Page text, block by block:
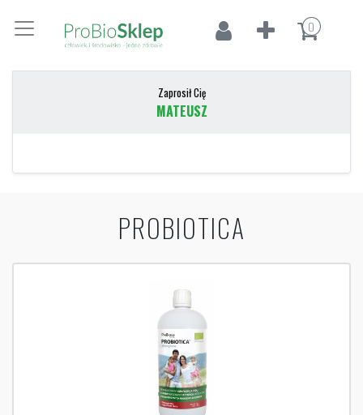
0
Zaprosił Cię
MATEUSZ
PROBIOTICA